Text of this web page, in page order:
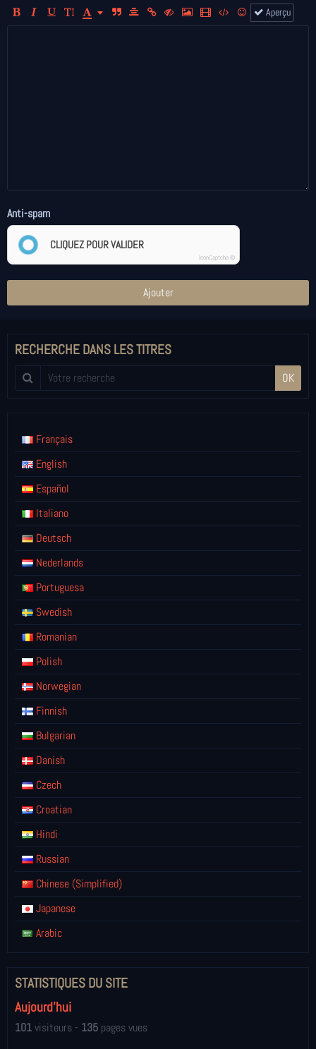
Aperçu
Anti-spam
CLIQUEZ POUR VALIDER
IconCaptcha ©
Ajouter
RECHERCHE DANS LES TITRES
OK
Français
English
Español
Italiano
Deutsch
Nederlands
Portuguesa
Swedish
Romanian
Polish
Norwegian
Finnish
Bulgarian
Danish
Czech
Croatian
Hindi
Russian
Chinese (Simplified)
Japanese
Arabic
STATISTIQUES DU SITE
Aujourd'hui
101visiteurs - 135 pages vues